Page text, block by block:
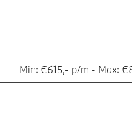
Min: €615,- p/m - Max: